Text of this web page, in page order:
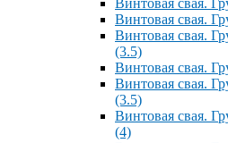
Винтовая свая.
Винтовая свая.
Винтовая свая.
(3.5)
Винтовая свая.
Винтовая свая.
(3.5)
Винтовая свая.
(4)